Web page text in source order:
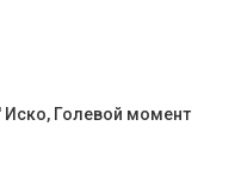
Иско, Голевой момент